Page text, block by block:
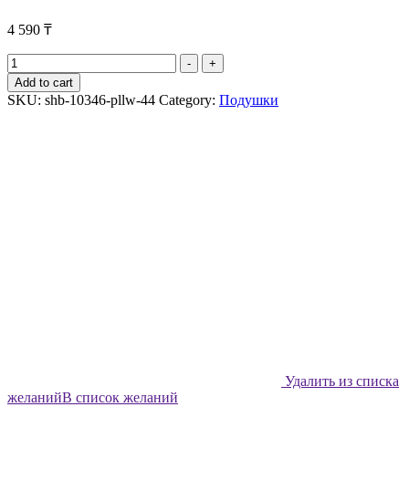
4 590 ₸
Подушка
декоративная
Shabu
Пробирки
-
+
Add to cart
SKU: shb-10346-pllw-44 Category: Подушки
Удалить из списка
желанийВ список желаний